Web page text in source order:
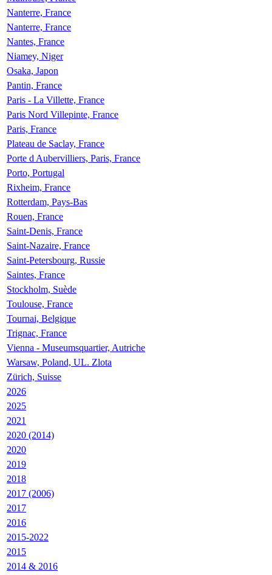
Nanterre, France
Nanterre, France
Nantes, France
Niamey, Niger
Osaka, Japon
Pantin, France
Paris - La Villette, France
Paris Nord Villepinte, France
Paris, France
Plateau de Saclay, France
Porte d Aubervilliers, Paris, France
Porto, Portugal
Rixheim, France
Rotterdam, Pays-Bas
Rouen, France
Saint-Denis, France
Saint-Nazaire, France
Saint-Petersbourg, Russie
Saintes, France
Stockholm, Suède
Toulouse, France
Tournai, Belgique
Trignac, France
Vienna - Museumsquartier, Autriche
Warsaw, Poland, UL. Zlota
Zürich, Suisse
2026
2025
2021
2020 (2014)
2020
2019
2018
2017 (2006)
2017
2016
2015-2022
2015
2014 & 2016